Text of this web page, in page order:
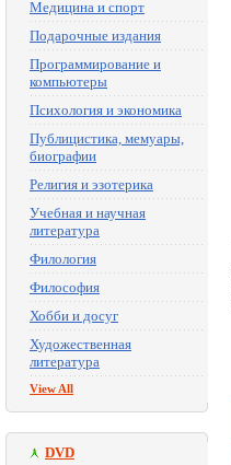
Медицина и спорт
Подарочные издания
Программирование и
компьютеры
Психология и экономика
Публицистика, мемуары,
биографии
Религия и эзотерика
Учебная и научная
литература
Филология
Философия
Хобби и досуг
Художественная
литература
View All
DVD